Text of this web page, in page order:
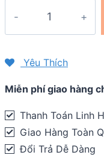
ba
phối
hợp
SLS3
Triathlon
Yêu Thích
Miễn phí giao hàng
Thanh Toán Linh
Giao Hàng Toàn
Đổi Trả Dễ Dàng